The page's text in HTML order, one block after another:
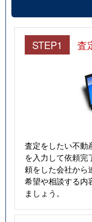
STEP1 査
査定をしたい不動
を入力して依頼完
頼をした会社から
希望や相談する内
ましょう。